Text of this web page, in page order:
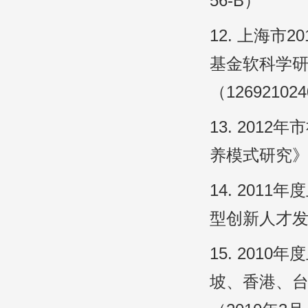
12. 上海市
基金软科学
（
13. 2012年
养模式研究
14. 2011年
型创新人才
15. 2010年
坡、香港、